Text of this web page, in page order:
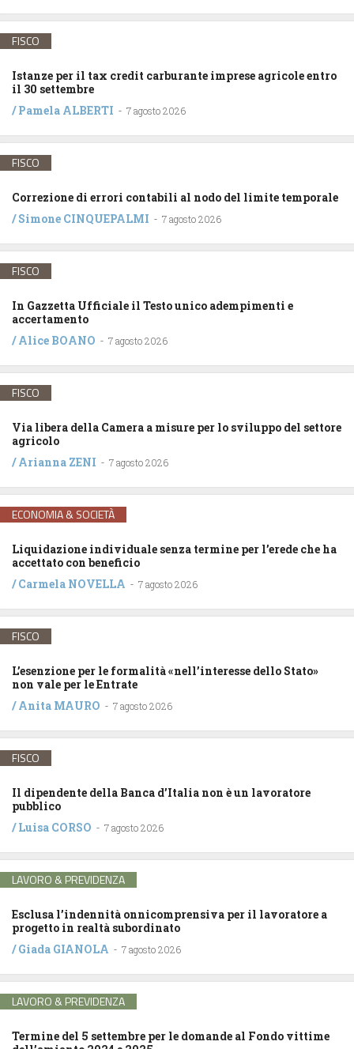
FISCO
Istanze per il tax credit carburante imprese agricole entro
il 30 settembre
/Pamela ALBERTI - 7 agosto 2026
FISCO
Correzione di errori contabili al nodo del limite temporale
/Simone CINQUEPALMI - 7 agosto 2026
FISCO
In Gazzetta Ufficiale il Testo unico adempimenti e
accertamento
/Alice BOANO - 7 agosto 2026
FISCO
Via libera della Camera a misure per lo sviluppo del settore
agricolo
/Arianna ZENI - 7 agosto 2026
ECONOMIA & SOCIETÀ
Liquidazione individuale senza termine per l’erede che ha
accettato con beneficio
/Carmela NOVELLA - 7 agosto 2026
FISCO
L’esenzione per le formalità «nell’interesse dello Stato»
non vale per le Entrate
/Anita MAURO - 7 agosto 2026
FISCO
Il dipendente della Banca d’Italia non è un lavoratore
pubblico
/Luisa CORSO - 7 agosto 2026
LAVORO & PREVIDENZA
Esclusa l’indennità onnicomprensiva per il lavoratore a
progetto in realtà subordinato
/Giada GIANOLA - 7 agosto 2026
LAVORO & PREVIDENZA
Termine del 5 settembre per le domande al Fondo vittime